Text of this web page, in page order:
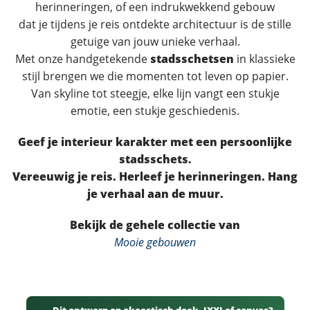
herinneringen, of een indrukwekkend gebouw
dat je tijdens je reis ontdekte architectuur is de stille
getuige van jouw unieke verhaal.
Met onze handgetekende stadsschetsen in klassieke
stijl brengen we die momenten tot leven op papier.
Van skyline tot steegje, elke lijn vangt een stukje
emotie, een stukje geschiedenis.
Geef je interieur karakter met een persoonlijke
stadsschets.
Vereeuwig je reis. Herleef je herinneringen. Hang
je verhaal aan de muur.
Bekijk de gehele collectie van
Mooie gebouwen